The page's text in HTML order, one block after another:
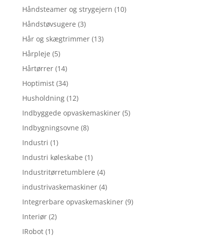
Håndsteamer og strygejern (10)
Håndstøvsugere (3)
Hår og skægtrimmer (13)
Hårpleje (5)
Hårtørrer (14)
Hoptimist (34)
Husholdning (12)
Indbyggede opvaskemaskiner (5)
Indbygningsovne (8)
Industri (1)
Industri køleskabe (1)
Industritørretumblere (4)
industrivaskemaskiner (4)
Integrerbare opvaskemaskiner (9)
Interiør (2)
IRobot (1)